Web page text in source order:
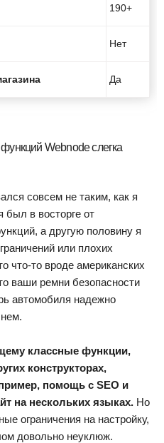
190+
Нет
Да
Webnode слегка
совсем не таким, как я
в восторге от
а другую половину я
или плохих
что-то вроде американских
ваши ремни безопасности
автомобиля надежно
классные функции,
конструкторах,
помощь с SEO и
на нескольких языках. Но
ограничения на настройку,
довольно неуклюж.